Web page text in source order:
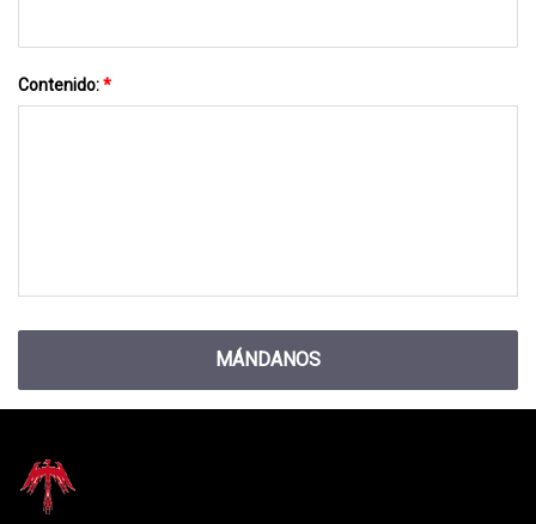
Contenido:*
MÁNDANOS